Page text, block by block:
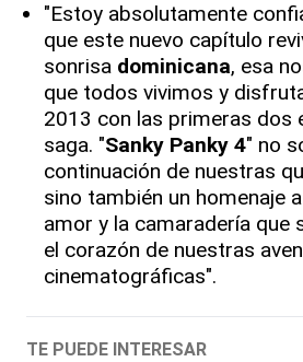
"Estoy absolutamente
que este nuevo capítulo
sonrisa dominicana, esa
que todos vivimos y
2013 con las primeras dos
saga. "Sanky Panky 4" no
continuación de nuestras
sino también un homenaje
amor y la camaradería que
el corazón de nuestras
cinematográficas".
TE PUEDE INTERESAR